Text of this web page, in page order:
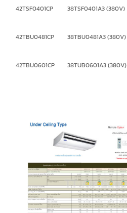
42TSF0401CP
38TSF0401A3 (380V)
42TBU0481CP
38TBU0481A3 (380V)
42TBU0601CP
38TUB0601A3 (380V)